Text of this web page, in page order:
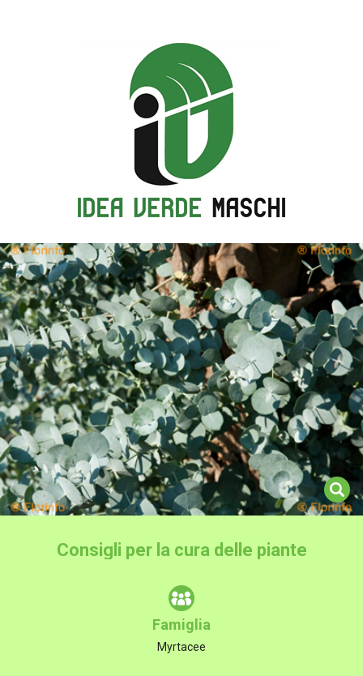
Consigli per la cura delle piante
Famiglia
Myrtacee